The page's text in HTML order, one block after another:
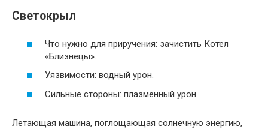
Светокрыл
Что нужно для приручения: зачистить Котел
«Близнецы».
Уязвимости: водный урон.
Сильные стороны: плазменный урон.
Летающая машина, поглощающая солнечную энергию,